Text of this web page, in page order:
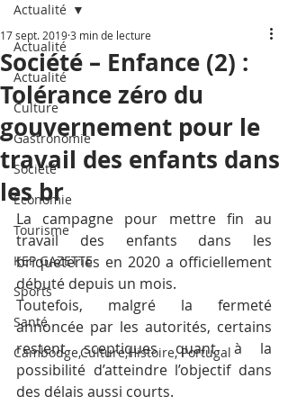
Actualité
Actualité
Culture
Gastronomie
Société
Economie
Tourisme
KEP GAZETTE
Sports
Santé
Cambodge,Culture,Histoire, Portugal
Actualité
Société – Enfance (2) :
Tolérance zéro du
gouvernement pour le
travail des enfants dans
les br
17 sept. 20193 min de lecture
La campagne pour mettre fin au
travail des enfants dans les
briqueteries en 2020 a officiellement
débuté depuis un mois.
Toutefois, malgré la fermeté
annoncée par les autorités, certains
restent sceptiques quant à la
possibilité d’atteindre l’objectif dans
des délais aussi courts.